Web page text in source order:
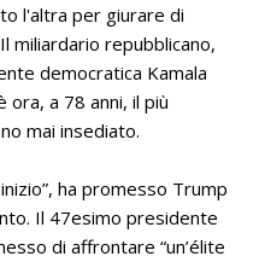
l'altra per giurare di
miliardario repubblicano,
democratica Kamala
a 78 anni, il più
mai insediato.
inizio”, ha promesso Trump
Il 47esimo presidente
di affrontare “un’élite